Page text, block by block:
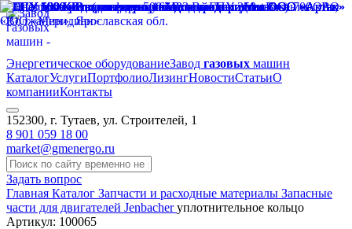
Энергетическое оборудованиеЗавод газовых машин
КаталогУслугиПортфолиоЛизингНовостиСтатьиО
компанииКонтакты
152300, г. Тутаев, ул. Строителей, 1
8 901 059 18 00
market@gmenergo.ru
Задать вопрос
Главная Каталог Запчасти и расходные материалы Запасные
части для двигателей Jenbacherуплотнительное кольцо
Артикул: 100065